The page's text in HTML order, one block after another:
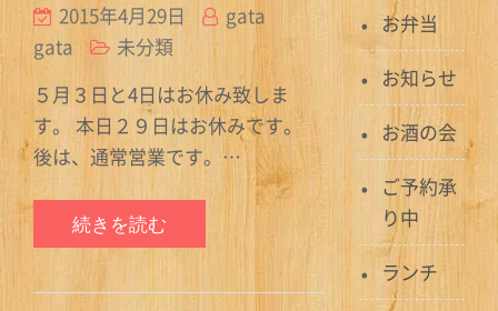
2015年4月29日
gata
gata
未分類
５月３日と4日はお休み致しま
す。 本日２９日はお休みです。
後は、通常営業です。…
続きを読む
お弁当
お知らせ
お酒の会
ご予約承
り中
ランチ